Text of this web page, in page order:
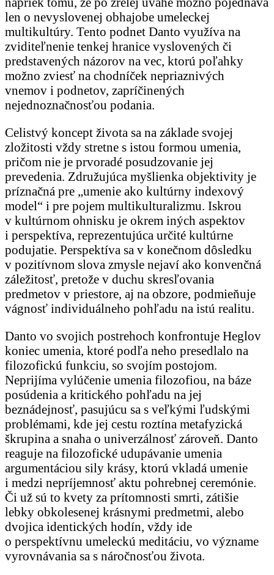
len o nevyslovenej obhajobe umeleckej
multikultúry. Tento podnet Danto využíva na
zviditeľnenie tenkej hranice vyslovených či
predstavených názorov na vec, ktorú poľahky
možno zviesť na chodníček nepriaznivých
vnemov i podnetov, zapríčinených
nejednoznačnosťou podania.
Celistvý koncept života sa na základe svojej
zložitosti vždy stretne s istou formou umenia,
pričom nie je prvoradé posudzovanie jej
prevedenia. Združujúca myšlienka objektivity je
príznačná pre „umenie ako kultúrny indexový
model“ i pre pojem multikulturalizmu. Iskrou
v kultúrnom ohnisku je okrem iných aspektov
i perspektíva, reprezentujúca určité kultúrne
podujatie. Perspektíva sa v konečnom dôsledku
v pozitívnom slova zmysle nejaví ako konvenčná
záležitosť, pretože v duchu skresľovania
predmetov v priestore, aj na obzore, podmieňuje
vágnosť individuálneho pohľadu na istú realitu.
Danto vo svojich postrehoch konfrontuje Heglov
koniec umenia, ktoré podľa neho presedlalo na
filozofickú funkciu, so svojím postojom.
Neprijíma vylúčenie umenia filozofiou, na báze
posúdenia a kritického pohľadu na jej
beznádejnosť, pasujúcu sa s veľkými ľudskými
problémami, kde jej cestu roztína metafyzická
škrupina a snaha o univerzálnosť zároveň. Danto
reaguje na filozofické udupávanie umenia
argumentáciou sily krásy, ktorú vkladá umenie
i medzi nepríjemnosť aktu pohrebnej ceremónie.
Či už sú to kvety za prítomnosti smrti, zátišie
lebky obkolesenej krásnymi predmetmi, alebo
dvojica identických hodín, vždy ide
o perspektívnu umeleckú meditáciu, vo význame
vyrovnávania sa s náročnosťou života.